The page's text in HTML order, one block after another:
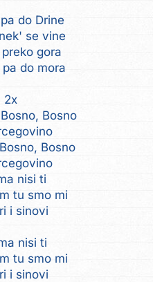
do Drine
se vine
gora
do mora
2x
Bosno
Bosno
nisi ti
tu smo mi
i sinovi
nisi ti
tu smo mi
i sinovi